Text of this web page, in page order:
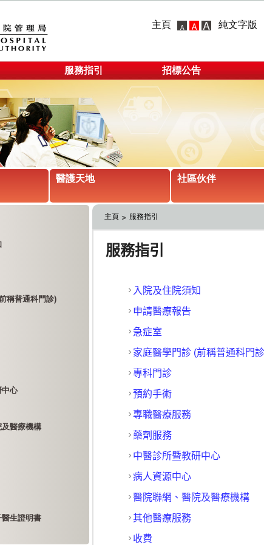
主頁 純文字版
服務指引 招標公告
醫護天地 社區伙伴
稱普通科門診)
中心
醫療機構
生證明書
主頁 服務指引